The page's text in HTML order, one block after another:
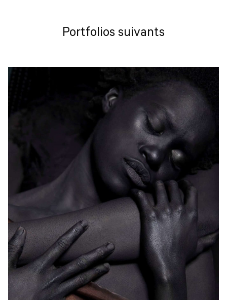
Portfolios suivants